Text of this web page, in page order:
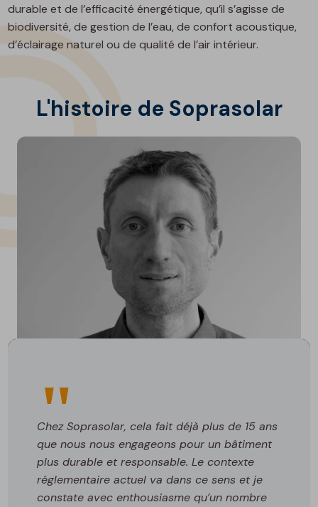
durable et de l’efficacité énergétique, qu’il s’agisse de
biodiversité, de gestion de l’eau, de confort acoustique,
d’éclairage naturel ou de qualité de l’air intérieur.
L'histoire de Soprasolar
Chez Soprasolar, cela fait déjà plus de 15 ans
que nous nous engageons pour un bâtiment
plus durable et responsable. Le contexte
réglementaire actuel va dans ce sens et je
constate avec enthousiasme qu’un nombre